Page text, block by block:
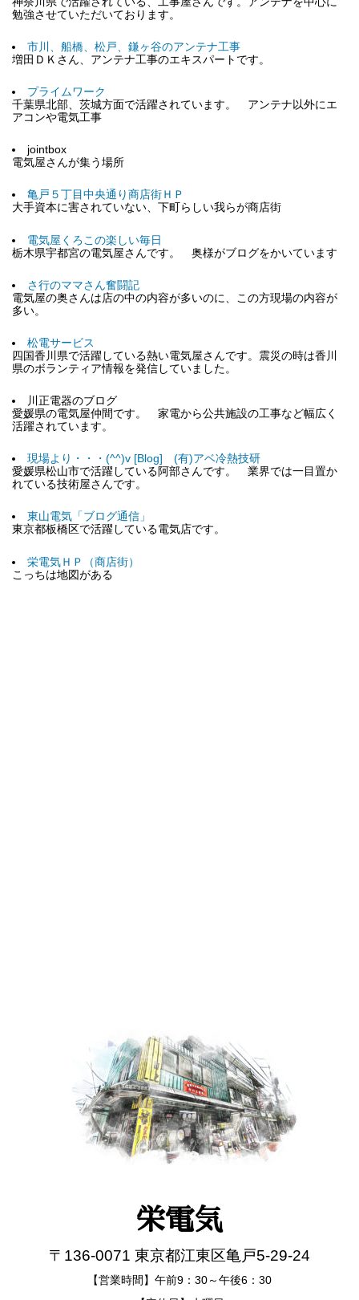
勉強させていただいております。
市川、船橋、松戸、鎌ヶ谷のアンテナ工事
増田ＤＫさん、アンテナ工事のエキスパートです。
プライムワーク
千葉県北部、茨城方面で活躍されています。 アンテナ以外にエ
アコンや電気工事
jointbox
電気屋さんが集う場所
亀戸５丁目中央通り商店街ＨＰ
大手資本に害されていない、下町らしい我らが商店街
電気屋くろこの楽しい毎日
栃木県宇都宮の電気屋さんです。 奥様がブログをかいています
さ行のママさん奮闘記
電気屋の奥さんは店の中の内容が多いのに、この方現場の内容が
多い。
松電サービス
四国香川県で活躍している熱い電気屋さんです。震災の時は香川
県のボランティア情報を発信していました。
川正電器のブログ
愛媛県の電気屋仲間です。 家電から公共施設の工事など幅広く
活躍されています。
現場より・・・(^^)v [Blog] (有)アベ冷熱技研
愛媛県松山市で活躍している阿部さんです。 業界では一目置か
れている技術屋さんです。
東山電気「ブログ通信」
東京都板橋区で活躍している電気店です。
栄電気ＨＰ（商店街）
こっちは地図がある
栄電気
〒136-0071 東京都江東区亀戸5-29-24
【営業時間】午前9：30～午後6：30